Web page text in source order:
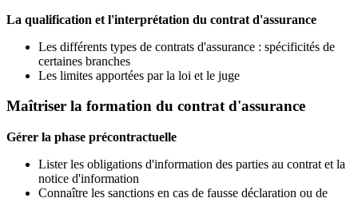
La qualification et l'interprétation du contrat d'assurance
Les différents types de contrats d'assurance : spécificités de
certaines branches
Les limites apportées par la loi et le juge
Maîtriser la formation du contrat d'assurance
Gérer la phase précontractuelle
Lister les obligations d'information des parties au contrat et la
notice d'information
Connaître les sanctions en cas de fausse déclaration ou de